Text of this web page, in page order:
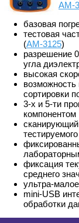
АМ-
базовая
тестовая
(АМ-3125)
разрешение
угла
высокая
возможность
сортировки
3-х и 5-ти
компонентом
сканирующий
фиксация
среднего
ультра-
mini-USB
обработки